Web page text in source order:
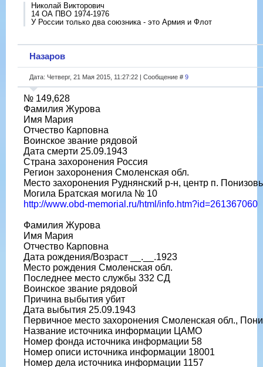
Николай Викторович
14 ОА ПВО 1974-1976
У России только два союзника - это Армия и Флот
Назаров
Дата: Четверг, 21 Мая 2015, 11:27:22 | Сообщение # 9
№ 149,628
Фамилия Журова
Имя Мария
Отчество Карповна
Воинское звание рядовой
Дата смерти 25.09.1943
Страна захоронения Россия
Регион захоронения Смоленская обл.
Место захоронения Руднянский р-н, центр п.
Могила Братская могила № 10
http://www.obd-memorial.ru/html/info.htm?id=261367060
Фамилия Журова
Имя Мария
Отчество Карповна
Дата рождения/Возраст __.__.1923
Место рождения Смоленская обл.
Последнее место службы 332 СД
Воинское звание рядовой
Причина выбытия убит
Дата выбытия 25.09.1943
Первичное место захоронения Смоленская обл.,
Название источника информации ЦАМО
Номер фонда источника информации 58
Номер описи источника информации 18001
Номер дела источника информации 1157